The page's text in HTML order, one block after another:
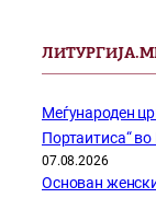
Меѓународен
Портаитиса“
07.08.2026
Основан